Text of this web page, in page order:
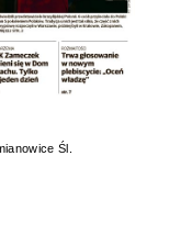
Śl.